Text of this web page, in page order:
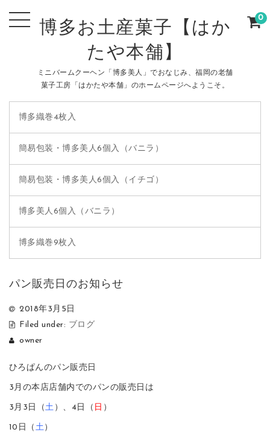
博多お土産菓子【はか
たや本舗】
ミニバームクーヘン「博多美人」でおなじみ、福岡の老舗
菓子工房「はかたや本舗」のホームページへようこそ。
博多織巻4枚入
簡易包装・博多美人6個入（バニラ）
簡易包装・博多美人6個入（イチゴ）
博多美人6個入（バニラ）
博多織巻9枚入
0
パン販売日のお知らせ
2018年3月5日
Filed under: ブログ
owner
ひろぱんのパン販売日
3月の本店店舗内でのパンの販売日は
3月3日（土 ）、4日（ 日 ）
10日（ 土）